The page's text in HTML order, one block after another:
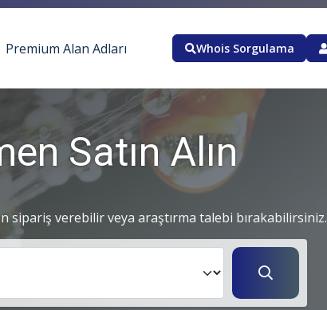
Premium Alan Adları Whois Sorgulama
Satın Alın
sipariş verebilir veya araştırma talebi bırakabilirsiniz.